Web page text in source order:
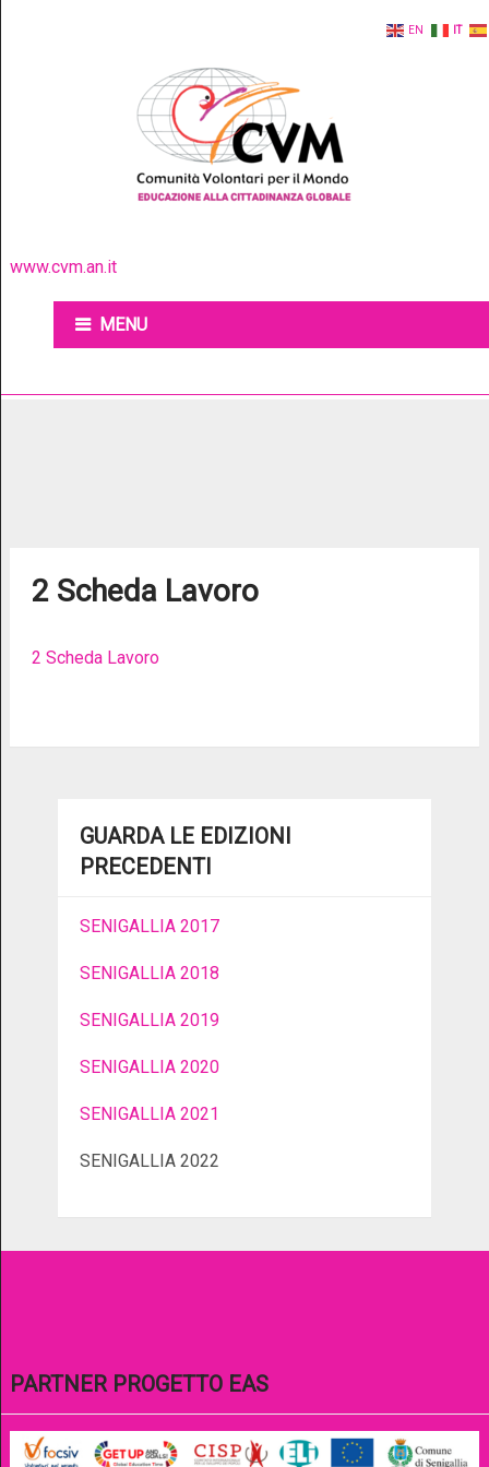
www.cvm.an.it
MENU
2 Scheda Lavoro
2 Scheda Lavoro
GUARDA LE EDIZIONI
PRECEDENTI
SENIGALLIA 2017
SENIGALLIA 2018
SENIGALLIA 2019
SENIGALLIA 2020
SENIGALLIA 2021
SENIGALLIA 2022
PARTNER PROGETTO EAS
EN IT